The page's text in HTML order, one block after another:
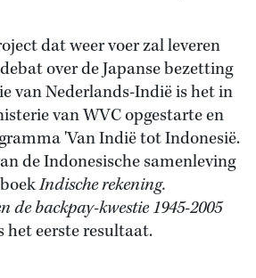
dat weer voer zal leveren
over de Japanse bezetting
van Nederlands-Indië is het in
van WVC opgestarte en
'Van Indië tot Indonesië.
de Indonesische samenleving
Indische rekening.
de backpay-kwestie 1945-2005
het eerste resultaat.